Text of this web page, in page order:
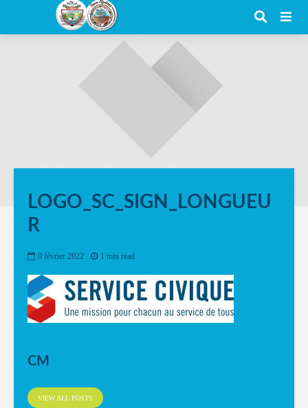
LOGO_SC_SIGN_LONGUEU
R
9 février 2022 1 min read
CM
VIEW ALL POSTS